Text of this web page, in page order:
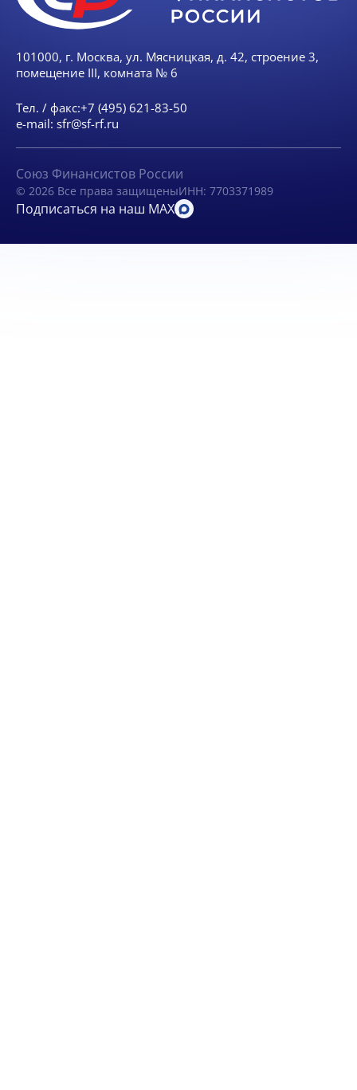
101000, г. Москва, ул. Мясницкая, д. 42, строение 3,
помещение III, комната № 6
Тел. / факс:+7 (495) 621-83-50
e-mail: sfr@sf-rf.ru
Союз Финансистов России
© 2026 Все права защищеныИНН: 7703371989
Подписаться на наш MAX